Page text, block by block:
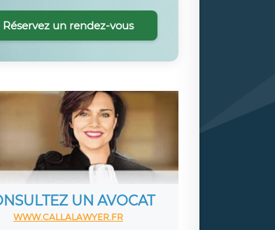
Réservez un rendez-vous
UN AVOCAT
WWW.CALLALAWYER.FR